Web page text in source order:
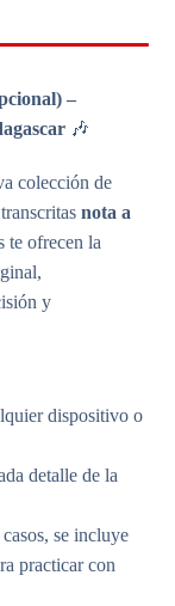
–
🎶
colección de
nota a
te ofrecen la
y
dispositivo o
detalle de la
se incluye
practicar con